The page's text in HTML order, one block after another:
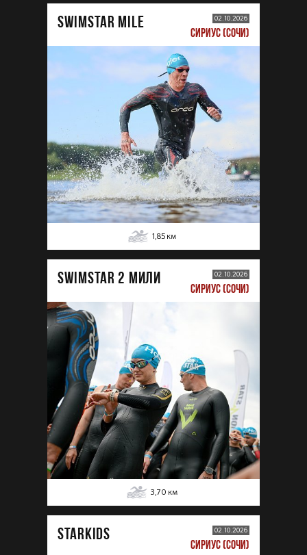
SWIMSTAR MILE 02.10.2026
СИРИУС (СОЧИ)
1,85 км
SWIMSTAR 2 МИЛИ 02.10.2026
СИРИУС (СОЧИ)
3,70 км
STARKIDS 02.10.2026
СИРИУС (СОЧИ)